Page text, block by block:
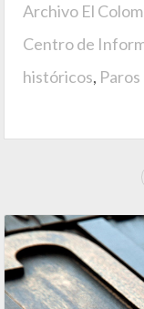
Archivo El
Centro de
históricos, Paros